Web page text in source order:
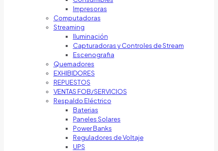
Impresoras
Computadoras
Streaming
Iluminación
Capturadoras y Controles de Stream
Escenografia
Quemadores
EXHIBIDORES
REPUESTOS
VENTAS FOB/SERVICIOS
Respaldo Eléctrico
Baterias
Paneles Solares
Power Banks
Reguladores de Voltaje
UPS